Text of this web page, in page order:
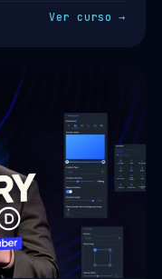
Ver curso →